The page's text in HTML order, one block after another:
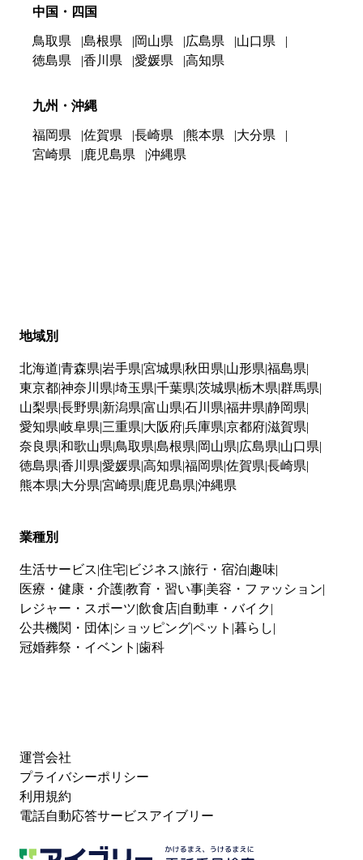
中国・四国
鳥取県 島根県 岡山県 広島県
山口県
徳島県
香川県 愛媛県 高知県
九州・沖縄
福岡県 佐賀県 長崎県 熊本県
大分県
宮崎県
鹿児島県 沖縄県
地域別
北海道 青森県 岩手県 宮城県 秋田県 山形県 福島県
東京都神奈川県 埼玉県 千葉県 茨城県 栃木県 群馬県
山梨県 長野県 新潟県 富山県 石川県 福井県 静岡県
愛知県 岐阜県 三重県 大阪府兵庫県 京都府滋賀県
奈良県 和歌山県 鳥取県 島根県 岡山県 広島県 山口県
徳島県 香川県 愛媛県 高知県 福岡県 佐賀県 長崎県
熊本県 大分県 宮崎県 鹿児島県 沖縄県
業種別
生活サービス 住宅 ビジネス 旅行・宿泊 趣味
医療・健康・介護教育・習い事 美容・ファッション
レジャー・スポーツ 飲食店 自動車・バイク
公共機関・団体 ショッピングペット 暮らし
冠婚葬祭・イベント 歯科
運営会社
プライバシーポリシー
利用規約
電話自動応答サービスアイブリー